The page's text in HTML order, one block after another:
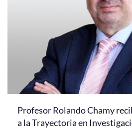
Profesor Rolando Chamy
a la Trayectoria en